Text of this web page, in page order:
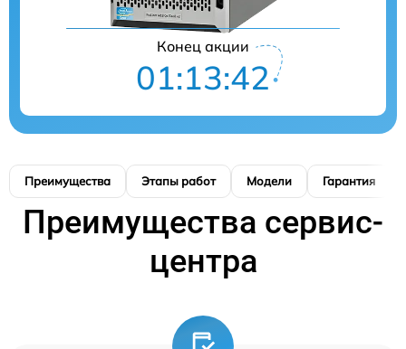
Конец акции
01:13:42
Преимущества Этапы работ Модели Гарантия
Преимущества сервис-
центра